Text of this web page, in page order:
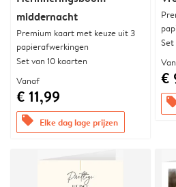
middernacht
Premium kaart met keuze uit 3
papierafwerkingen
Set van 10 kaarten
Vanaf
€ 11,99
offers Elke dag lage prijzen
Set
€